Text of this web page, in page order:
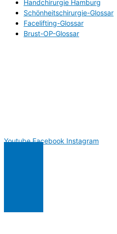
Handchirurgie Hamburg
Schönheitschirurgie-Glossar
Facelifting-Glossar
Brust-OP-Glossar
Youtube Facebook Instagram